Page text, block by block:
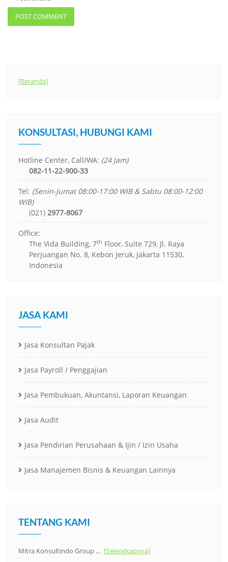
[Beranda]
KONSULTASI, HUBUNGI KAMI
Hotline Center, Call/WA: (24 Jam)
082-11-22-900-33
Tel: (Senin-Jumat 08:00-17:00 WIB & Sabtu 08:00-12:00
WIB)
(021) 2977-8067
Office:
The Vida Building, 7th Floor, Suite 729, Jl. Raya
Perjuangan No. 8, Kebon Jeruk, Jakarta 11530,
Indonesia
JASA KAMI
Jasa Konsultan Pajak
Jasa Payroll / Penggajian
Jasa Pembukuan, Akuntansi, Laporan Keuangan
Jasa Audit
Jasa Pendirian Perusahaan & Ijin / Izin Usaha
Jasa Manajemen Bisnis & Keuangan Lainnya
TENTANG KAMI
Mitra Konsultindo Group … [Selengkapnya]